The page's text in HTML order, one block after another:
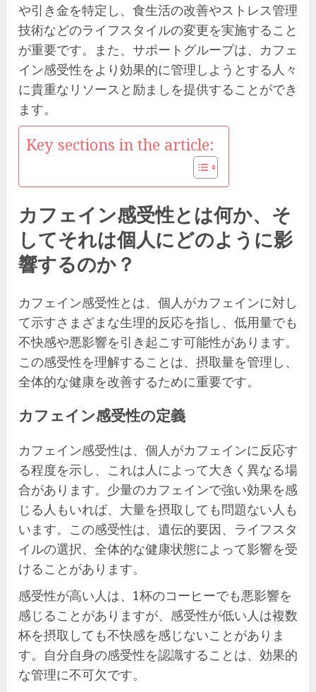
や引き金を特定し、食生活の改善やストレス管理
技術などのライフスタイルの変更を実施すること
が重要です。また、サポートグループは、カフェ
イン感受性をより効果的に管理しようとする人々
に貴重なリソースと励ましを提供することができ
ます。
Key sections in the article:
カフェイン感受性とは何か、そ
してそれは個人にどのように影
響するのか？
カフェイン感受性とは、個人がカフェインに対し
て示すさまざまな生理的反応を指し、低用量でも
不快感や悪影響を引き起こす可能性があります。
この感受性を理解することは、摂取量を管理し、
全体的な健康を改善するために重要です。
カフェイン感受性の定義
カフェイン感受性は、個人がカフェインに反応す
る程度を示し、これは人によって大きく異なる場
合があります。少量のカフェインで強い効果を感
じる人もいれば、大量を摂取しても問題ない人も
います。この感受性は、遺伝的要因、ライフスタ
イルの選択、全体的な健康状態によって影響を受
けることがあります。
感受性が高い人は、1杯のコーヒーでも悪影響を
感じることがありますが、感受性が低い人は複数
杯を摂取しても不快感を感じないことがありま
す。自分自身の感受性を認識することは、効果的
な管理に不可欠です。